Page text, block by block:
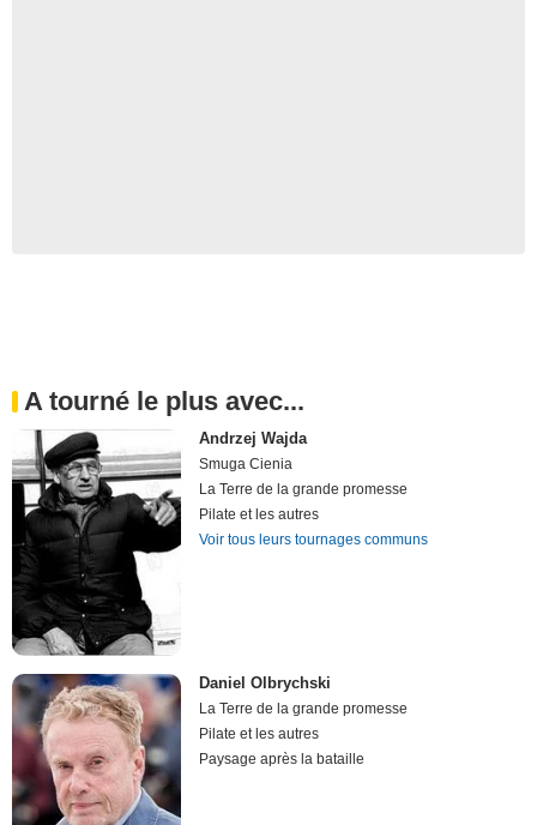
A tourné le plus avec...
Andrzej Wajda
Smuga Cienia
La Terre de la grande promesse
Pilate et les autres
Voir tous leurs tournages communs
Daniel Olbrychski
La Terre de la grande promesse
Pilate et les autres
Paysage après la bataille